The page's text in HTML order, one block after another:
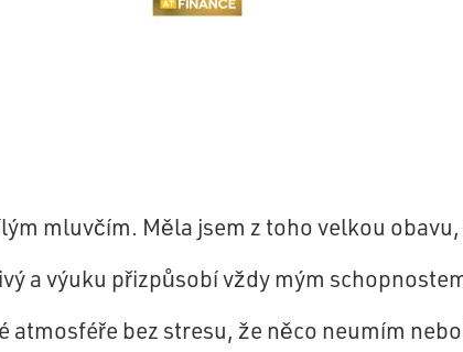
mluvčím. Měla jsem z toho velkou
a výuku přizpůsobí vždy mým
bez stresu, že něco neumím